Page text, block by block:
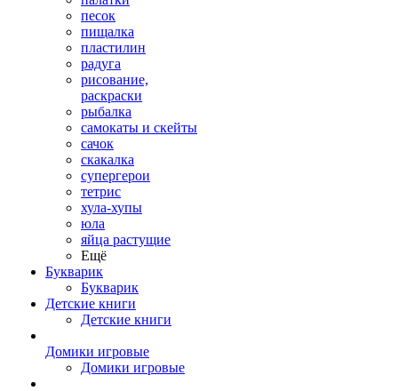
песок
пищалка
пластилин
радуга
рисование,
раскраски
рыбалка
самокаты и скейты
сачок
скакалка
супергерои
тетрис
хула-хупы
юла
яйца растущие
Ещё
Букварик
Букварик
Детские книги
Детские книги
Домики игровые
Домики игровые